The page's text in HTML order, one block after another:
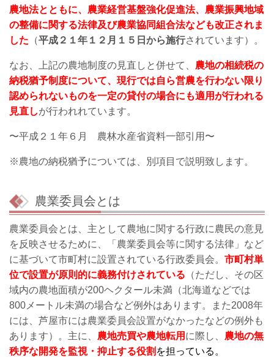
農地法とともに、農業経営基盤強化促進法、農業振興地域
の整備に関する法律及び農業協同組合法なども改正されま
した （平成２１年１２月１５日から施行されています）。
なお、上記の農地制度の見直しと併せて、 農地の相続税の
納税猶予制度について、現行では自ら営農を行わない限り
認められないものを一定の貸付の場合にも適用が行われる
見直しが行われれています。
〜平成２１年６月 農林水産省資料一部引用〜
※農地の納税猶予については、別項目で説明致します。
農業委員会とは
農業委員会とは、主として農地に関する行政に農民の意見
を反映させるために、「農業委員会等に関する法律」など
に基づいて市町村に設置されている行政委員会。 市町村単
位で設置が原則的に義務付けされている （ただし、その区
域内の農地面積が200ヘクタール未満（北海道などでは
800メートル未満の場合など例外はあります。また2008年
には、芦屋市には農業委員会設置がなかったなどの例外も
あります）。主に、 農地売買や農地転用 に際し、 農地の無
秩序な開発を監視・抑止する役割 を担っている。